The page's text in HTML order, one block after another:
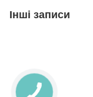
Інші записи